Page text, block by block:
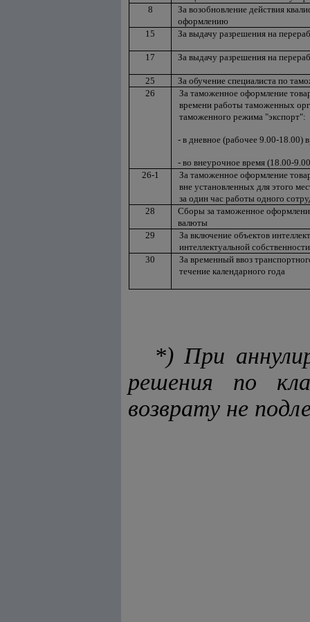
8
За возобновление действия
оформлению
15
За выдачу разрешения на
17 За выдачу разрешения на
25
За обучение специалиста по
26
За таможенное оформление
времени работы таможенных
таможенного режима "экспорт":
- в дневное (рабочее 9.00-18.00)
- во внеурочное время (18.00-
26-1
За таможенное оформление
вне установленных для этого
за один час работы одного
28
Сборы за таможенное
валюты
29
За включение объектов
интеллектуальной собственности
30
За временный ввоз
течение календарного года
*) При
решения по
возврату не